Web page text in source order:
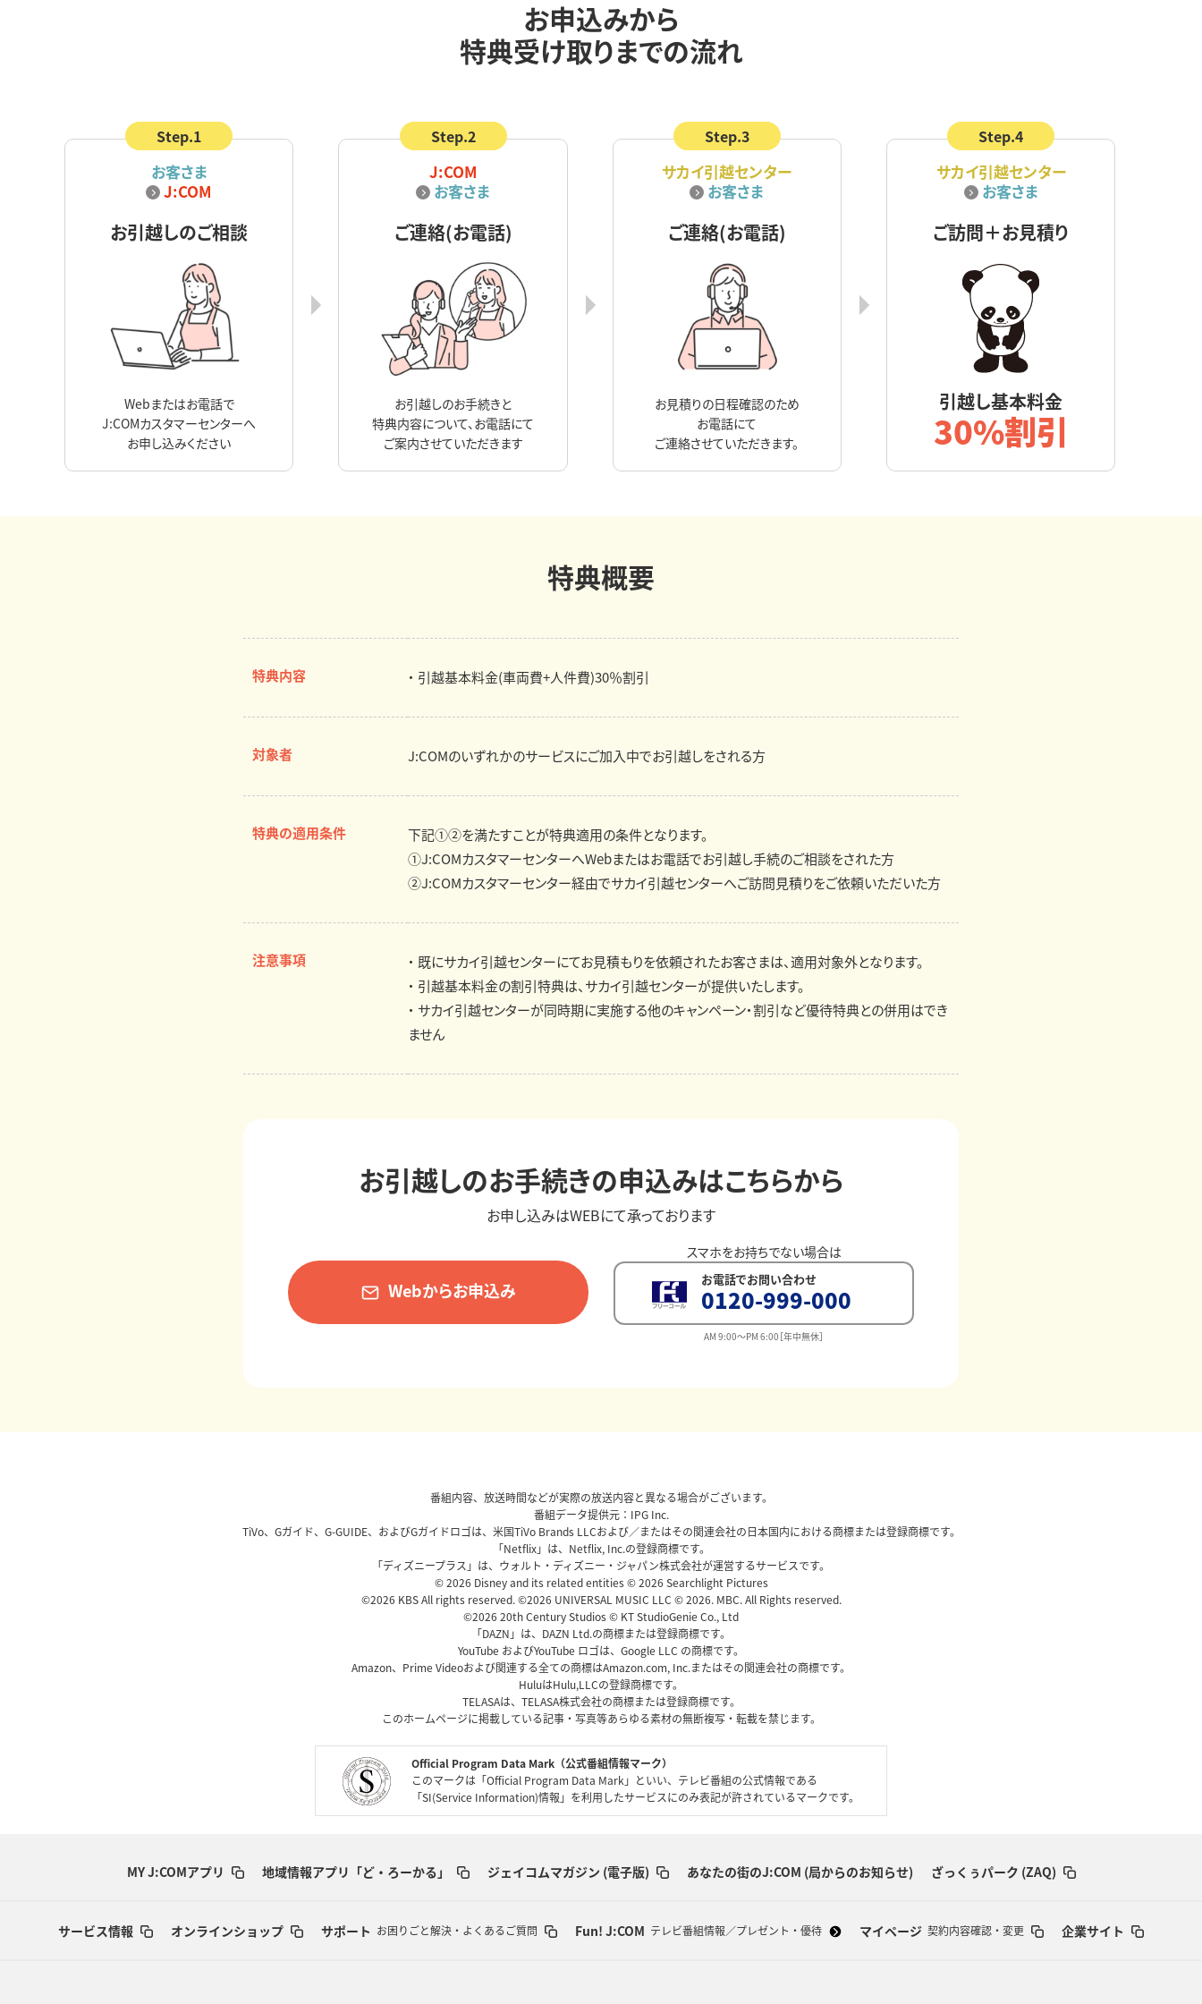
お申込みから
特典受け取りまでの流れ
Step.1
お客さま
J:COM
お引越しのご相談
Webまたはお電話で
J:COMカスタマーセンターへ
お申し込みください
Step.2
J:COM
お客さま
ご連絡(お電話)
お引越しのお手続きと
特典内容について、お電話にて
ご案内させていただきます
Step.3
サカイ引越センター
お客さま
ご連絡(お電話)
お見積りの日程確認のため
お電話にて
ご連絡させていただきます。
Step.4
サカイ引越センター
お客さま
ご訪問＋お見積り
引越し基本料金
30%割引
特典概要
特典内容 ・ 引越基本料金(車両費+人件費)30％割引
対象者 J:COMのいずれかのサービスにご加入中でお引越しをされる方
特典の適用条件
下記①②を満たすことが特典適用の条件となります。
①J:COMカスタマーセンターへWebまたはお電話でお引越し手続のご相談をされた方
②J:COMカスタマーセンター経由でサカイ引越センターへご訪問見積りをご依頼いただいた方
注意事項
・ 既にサカイ引越センターにてお見積もりを依頼されたお客さまは、適用対象外となります。
・ 引越基本料金の割引特典は、サカイ引越センターが提供いたします。
・ サカイ引越センターが同時期に実施する他のキャンペーン・割引など優待特典との併用はでき
ません
お引越しのお手続きの申込みはこちらから
お申し込みはWEBにて承っております
Webからお申込み
スマホをお持ちでない場合は
お電話でお問い合わせ
0120-999-000
AM 9:00～PM 6:00［年中無休］
番組内容、放送時間などが実際の放送内容と異なる場合がございます。
番組データ提供元：IPG Inc.
TiVo、Gガイド、G-GUIDE、およびGガイドロゴは、米国TiVo Brands LLCおよび／またはその関連会社の日本国内における商標または登録商標です。
「Netflix」は、Netflix, Inc.の登録商標です。
「ディズニープラス」は、ウォルト・ディズニー・ジャパン株式会社が運営するサービスです。
© 2026 Disney and its related entities © 2026 Searchlight Pictures
©2026 KBS All rights reserved. ©2026 UNIVERSAL MUSIC LLC © 2026. MBC. All Rights reserved.
©2026 20th Century Studios © KT StudioGenie Co., Ltd
「DAZN」は、DAZN Ltd.の商標または登録商標です。
YouTube およびYouTube ロゴは、Google LLC の商標です。
Amazon、Prime Videoおよび関連する全ての商標はAmazon.com, Inc.またはその関連会社の商標です。
HuluはHulu,LLCの登録商標です。
TELASAは、TELASA株式会社の商標または登録商標です。
このホームページに掲載している記事・写真等あらゆる素材の無断複写・転載を禁じます。
Official Program Data Mark（公式番組情報マーク）
このマークは「Official Program Data Mark」といい、テレビ番組の公式情報である
「SI(Service Information)情報」を利用したサービスにのみ表記が許されているマークです。
MY J:COMアプリ 地域情報アプリ「ど・ろーかる」 ジェイコムマガジン (電子版) あなたの街のJ:COM (局からのお知らせ) ざっくぅパーク (ZAQ)
サービス情報 オンラインショップ サポート お困りごと解決・よくあるご質問 Fun! J:COM テレビ番組情報／プレゼント・優待 マイページ 契約内容確認・変更 企業サイト